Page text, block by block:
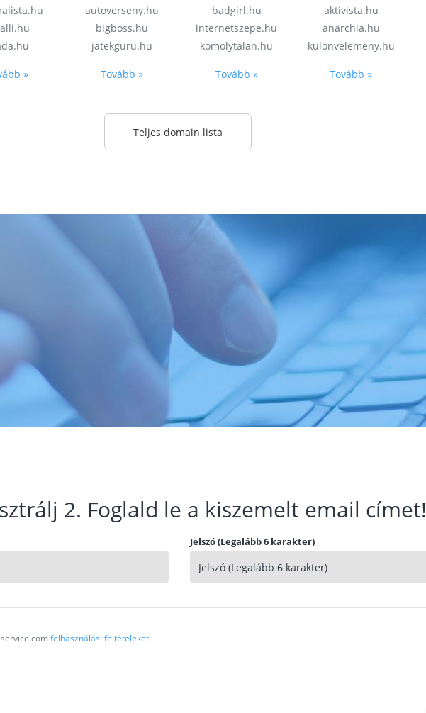
»
autoverseny.hu
bigboss.hu
jatekguru.hu
Tovább »
badgirl.hu
internetszepe.hu
komolytalan.hu
Tovább »
aktivista.hu
anarchia.hu
kulonvelemeny.hu
Tovább »
Teljes domain lista
2. Foglald le a kiszemelt email címet!
Jelszó (Legalább 6 karakter)
felhasználási feltételeket.